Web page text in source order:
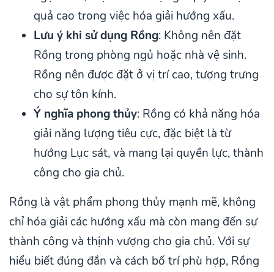
quả cao trong việc hóa giải hướng xấu.
Lưu ý khi sử dụng Rồng: Không nên đặt
Rồng trong phòng ngủ hoặc nhà vệ sinh.
Rồng nên được đặt ở vị trí cao, tượng trưng
cho sự tôn kính.
Ý nghĩa phong thủy: Rồng có khả năng hóa
giải năng lượng tiêu cực, đặc biệt là từ
hướng Lục sát, và mang lại quyền lực, thành
công cho gia chủ.
Rồng là vật phẩm phong thủy mạnh mẽ, không
chỉ hóa giải các hướng xấu mà còn mang đến sự
thành công và thịnh vượng cho gia chủ. Với sự
hiểu biết đúng đắn và cách bố trí phù hợp, Rồng